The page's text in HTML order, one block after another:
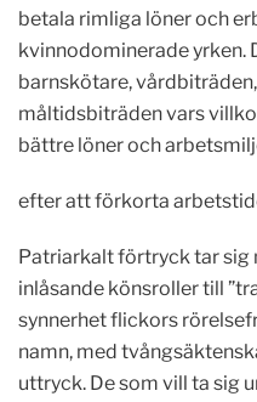
betala rimliga löner och
kvinnodominerade yrken.
barnskötare,
måltidsbiträden vars
bättre löner och
efter att förkorta
Patriarkalt förtryck tar sig
inlåsande könsroller till
synnerhet flickors
namn, med
uttryck. De som vill ta sig